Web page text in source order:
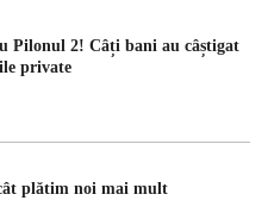
Pilonul 2! Câți bani au câștigat
private
plătim noi mai mult